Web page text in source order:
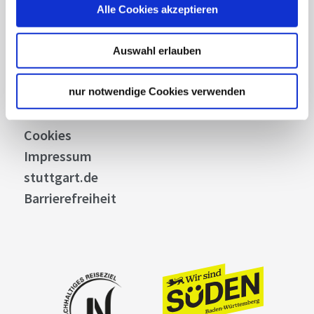
Alle Cookies akzeptieren
Auswahl erlauben
nur notwendige Cookies verwenden
Stuttgart Convention Bureau
Bilddatenbank
Allgemeine Geschäftsbedingungen
Datenschutz
Widerruf
Kontakt
Cookies
Impressum
stuttgart.de
Barrierefreiheit